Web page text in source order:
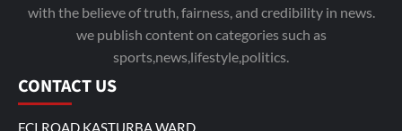
with the believe of truth, fairness, and credibility in news.
we publish content on categories such as
sports,news,lifestyle,politics.
CONTACT US